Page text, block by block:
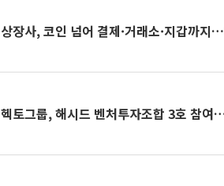
상장사, 코인 넘어 결제·거래소·지갑까
헥토그룹, 해시드 벤처투자조합 3호 참여